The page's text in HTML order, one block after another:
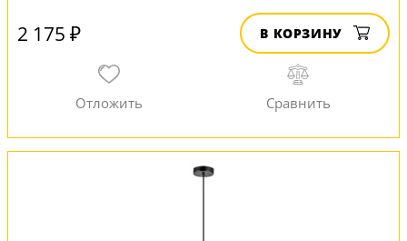
2 175 ₽ В КОРЗИНУ